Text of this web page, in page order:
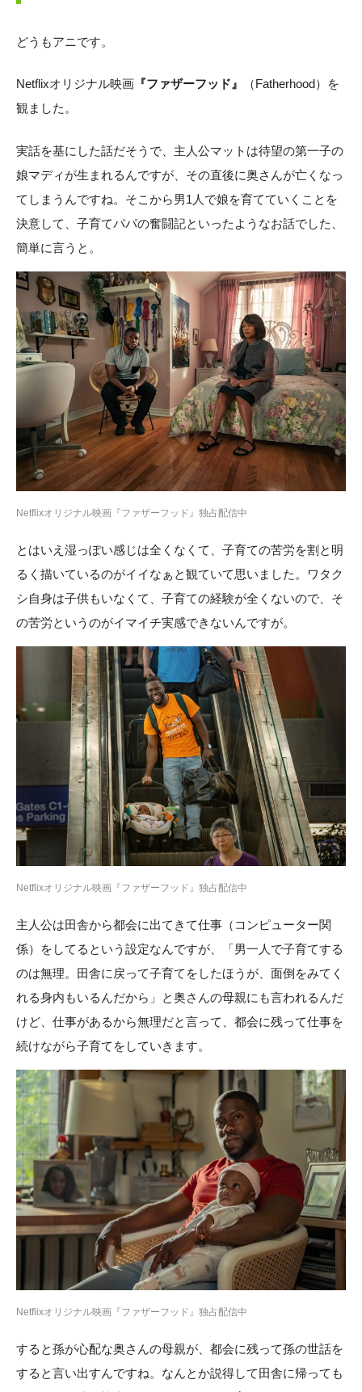
どうもアニです。
Netflixオリジナル映画 『ファザーフッド』
（Fatherhood）を
観ました。
実話を基にした話だそうで、主人公マットは待望の第一子の
娘マディが生まれるんですが、その直後に奥さんが亡くなっ
てしまうんですね。そこから男1人で娘を育てていくことを
決意して、子育てパパの奮闘記といったようなお話でした、
簡単に言うと。
Netflixオリジナル映画『ファザーフッド』独占配信中
とはいえ湿っぽい感じは全くなくて、子育ての苦労を割と明
るく描いているのがイイなぁと観ていて思いました。ワタク
シ自身は子供もいなくて、子育ての経験が全くないので、そ
の苦労というのがイマイチ実感できないんですが。
Netflixオリジナル映画『ファザーフッド』独占配信中
主人公は田舎から都会に出てきて仕事（コンピューター関
係）をしてるという設定なんですが、「男一人で子育てする
のは無理。田舎に戻って子育てをしたほうが、面倒をみてく
れる身内もいるんだから」と奥さんの母親にも言われるんだ
けど、仕事があるから無理だと言って、都会に残って仕事を
続けながら子育てをしていきます。
Netflixオリジナル映画『ファザーフッド』独占配信中
すると孫が心配な奥さんの母親が、都会に残って孫の世話を
すると言い出すんですね。なんとか説得して田舎に帰っても